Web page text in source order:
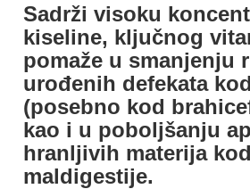
Sadrži visoku
kiseline, ključnog
pomaže u smanjenju
urođenih defekata
(posebno kod
kao i u poboljšanju
hranljivih materija
maldigestije.